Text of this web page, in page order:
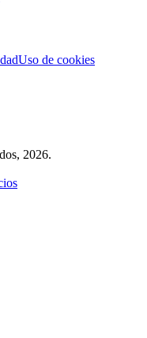
Uso de cookies
2026.